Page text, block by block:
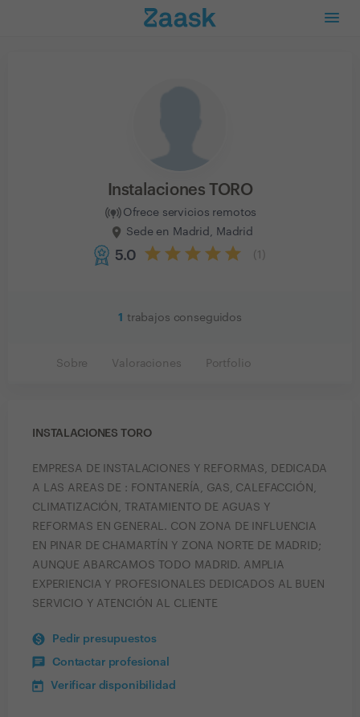
Instalaciones TORO
Ofrece servicios remotos
Sede en Madrid, Madrid
5.0 1
1 trabajos conseguidos
Sobre Valoraciones Portfolio
INSTALACIONES TORO
EMPRESA DE INSTALACIONES Y REFORMAS, DEDICADA
A LAS AREAS DE : FONTANERÍA, GAS, CALEFACCIÓN,
CLIMATIZACIÓN, TRATAMIENTO DE AGUAS Y
REFORMAS EN GENERAL. CON ZONA DE INFLUENCIA
EN PINAR DE CHAMARTÍN Y ZONA NORTE DE MADRID;
AUNQUE ABARCAMOS TODO MADRID. AMPLIA
EXPERIENCIA Y PROFESIONALES DEDICADOS AL BUEN
SERVICIO Y ATENCIÓN AL CLIENTE
Pedir presupuestos
Contactar profesional
Verificar disponibilidad